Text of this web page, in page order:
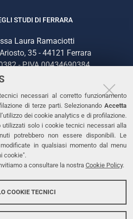
necessari al corretto funzionamento
di terze parti. Selezionando Accetta
dei cookie analytics e di profilazione.
utilizzati solo i cookie tecnici necessari alla
potrebbero non essere disponibili. Le
in qualsiasi momento dal menu
cookie".
a consultare la nostra Cookie Policy.
COOKIE TECNICI
STUDI DI FERRARA
Laura Ramaciotti
35 - 44121 Ferrara
- P.IVA 00434690384
293111
293031
personali